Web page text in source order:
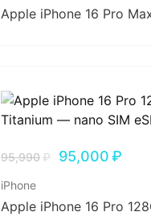
Apple iPhone 16 Pro
95,990₽ 95,000₽
iPhone
Apple iPhone 16 Pro